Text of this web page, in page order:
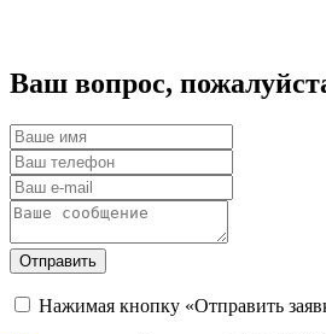
Ваш вопрос,
Отправить
Нажимая кнопку «Отправить